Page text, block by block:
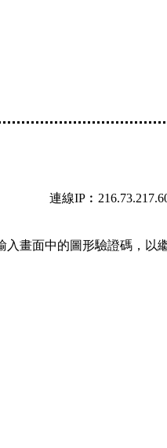
連線
入畫面中的圖形驗證碼，以